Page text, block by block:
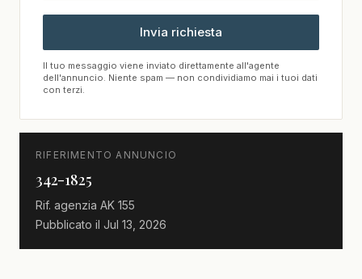
Invia richiesta
Il tuo messaggio viene inviato direttamente all'agente
dell'annuncio. Niente spam — non condividiamo mai i tuoi dati
con terzi.
RIFERIMENTO ANNUNCIO
342-1825
Rif. agenzia AK 155
Pubblicato il Jul 13, 2026